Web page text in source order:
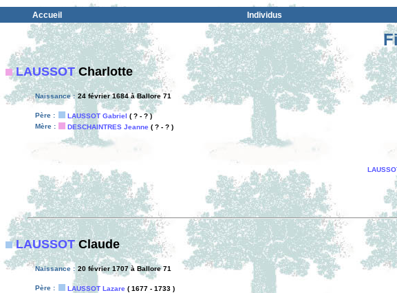
Accueil Individus
LAUSSOTCharlotte
Naissance : 24 février 1684 à Ballore 71
Père : LAUSSOT Gabriel ( ? - ? )
Mère :
DESCHAINTRES Jeanne ( ? - ? )
LAUSSOTClaude
Naissance : 20 février 1707 à Ballore 71
Père : LAUSSOT Lazare ( 1677 - 1733 )